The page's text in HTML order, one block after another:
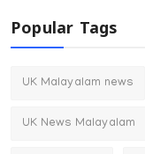
Popular Tags
UK Malayalam news
UK News Malayalam